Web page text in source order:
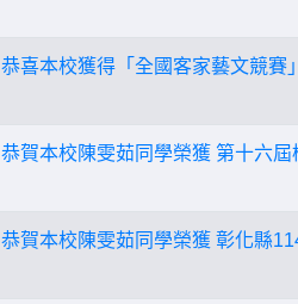
恭喜本校獲得「全國客家藝文競賽
恭賀本校陳雯茹同學榮獲 第十六
恭賀本校陳雯茹同學榮獲 彰化縣